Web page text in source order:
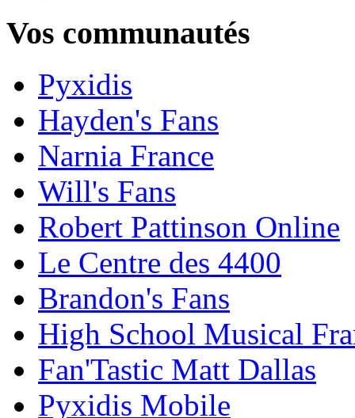
Vos communautés
Pyxidis
Hayden's Fans
Narnia France
Will's Fans
Robert Pattinson Online
Le Centre des 4400
Brandon's Fans
High School Musical
Fan'Tastic Matt Dallas
Pyxidis Mobile